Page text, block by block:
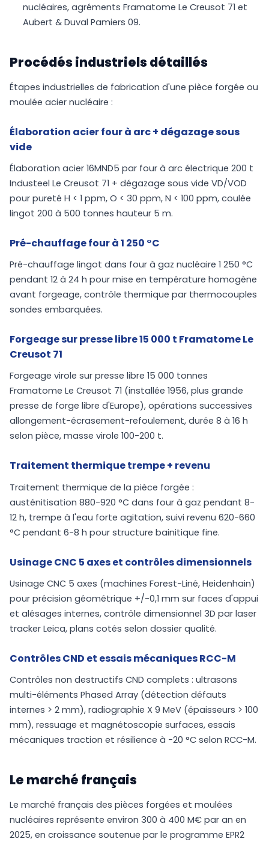
nucléaires, agréments Framatome Le Creusot 71 et
Aubert & Duval Pamiers 09.
Procédés industriels détaillés
Étapes industrielles de fabrication d'une pièce forgée ou
moulée acier nucléaire :
Élaboration acier four à arc + dégazage sous
vide
Élaboration acier 16MND5 par four à arc électrique 200 t
Industeel Le Creusot 71 + dégazage sous vide VD/VOD
pour pureté H < 1 ppm, O < 30 ppm, N < 100 ppm, coulée
lingot 200 à 500 tonnes hauteur 5 m.
Pré-chauffage four à 1 250 °C
Pré-chauffage lingot dans four à gaz nucléaire 1 250 °C
pendant 12 à 24 h pour mise en température homogène
avant forgeage, contrôle thermique par thermocouples
sondes embarquées.
Forgeage sur presse libre 15 000 t Framatome Le
Creusot 71
Forgeage virole sur presse libre 15 000 tonnes
Framatome Le Creusot 71 (installée 1956, plus grande
presse de forge libre d'Europe), opérations successives
allongement-écrasement-refoulement, durée 8 à 16 h
selon pièce, masse virole 100-200 t.
Traitement thermique trempe + revenu
Traitement thermique de la pièce forgée :
austénitisation 880-920 °C dans four à gaz pendant 8-
12 h, trempe à l'eau forte agitation, suivi revenu 620-660
°C pendant 6-8 h pour structure bainitique fine.
Usinage CNC 5 axes et contrôles dimensionnels
Usinage CNC 5 axes (machines Forest-Liné, Heidenhain)
pour précision géométrique +/-0,1 mm sur faces d'appui
et alésages internes, contrôle dimensionnel 3D par laser
tracker Leica, plans cotés selon dossier qualité.
Contrôles CND et essais mécaniques RCC-M
Contrôles non destructifs CND complets : ultrasons
multi-éléments Phased Array (détection défauts
internes > 2 mm), radiographie X 9 MeV (épaisseurs > 100
mm), ressuage et magnétoscopie surfaces, essais
mécaniques traction et résilience à -20 °C selon RCC-M.
Le marché français
Le marché français des pièces forgées et moulées
nucléaires représente environ 300 à 400 M€ par an en
2025, en croissance soutenue par le programme EPR2